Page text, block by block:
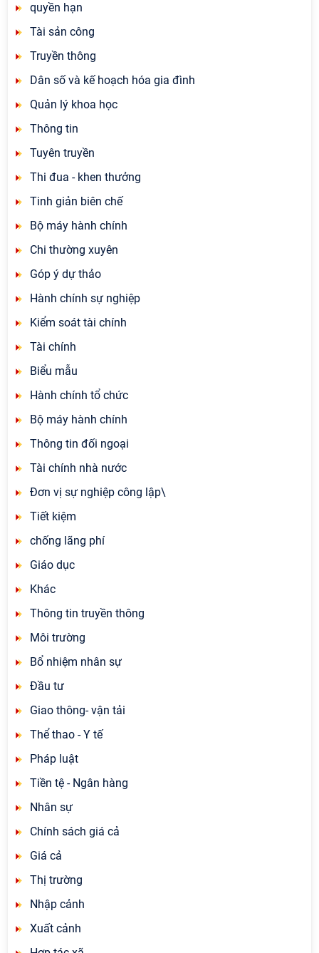
quyền hạn
Tài sản công
Truyền thông
Dân số và kế hoạch hóa gia đình
Quản lý khoa học
Thông tin
Tuyên truyền
Thi đua - khen thưởng
Tinh giản biên chế
Bộ máy hành chính
Chi thường xuyên
Góp ý dự thảo
Hành chính sự nghiệp
Kiểm soát tài chính
Tài chính
Biểu mẫu
Hành chính tổ chức
Bộ máy hành chính
Thông tin đối ngoại
Tài chính nhà nước
Đơn vị sự nghiệp công lập\
Tiết kiệm
chống lãng phí
Giáo dục
Khác
Thông tin truyền thông
Môi trường
Bổ nhiệm nhân sự
Đầu tư
Giao thông- vận tải
Thể thao - Y tế
Pháp luật
Tiền tệ - Ngân hàng
Nhân sự
Chính sách giá cả
Giá cả
Thị trường
Nhập cảnh
Xuất cảnh